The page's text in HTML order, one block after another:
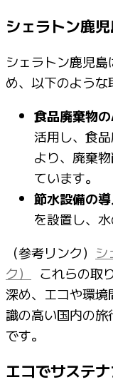
シェラトン鹿
シェラトン鹿児
め、以下のような
食品廃棄物
活用し、食
より、廃棄
ています。
節水設備の導
を設置し、
（参考リンク） シ
ク）
これらの取
深め、エコや環
識の高い国内の
です。
エコでサステ